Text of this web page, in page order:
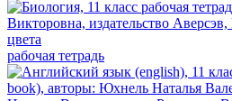
рабочая тетрадь